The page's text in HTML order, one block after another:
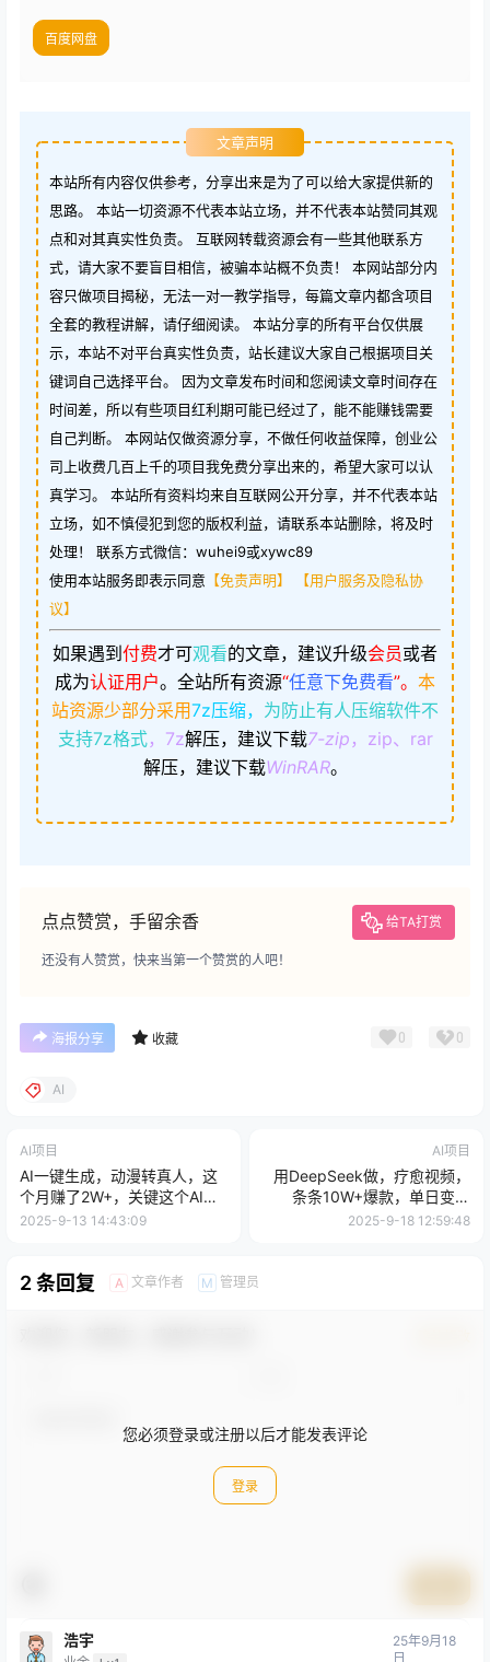
百度网盘
文章声明
本站所有内容仅供参考，分享出来是为了可以给大家提供新的
思路。 本站一切资源不代表本站立场，并不代表本站赞同其观
点和对其真实性负责。 互联网转载资源会有一些其他联系方
式，请大家不要盲目相信，被骗本站概不负责！ 本网站部分内
容只做项目揭秘，无法一对一教学指导，每篇文章内都含项目
全套的教程讲解，请仔细阅读。 本站分享的所有平台仅供展
示，本站不对平台真实性负责，站长建议大家自己根据项目关
键词自己选择平台。 因为文章发布时间和您阅读文章时间存在
时间差，所以有些项目红利期可能已经过了，能不能赚钱需要
自己判断。 本网站仅做资源分享，不做任何收益保障，创业公
司上收费几百上千的项目我免费分享出来的，希望大家可以认
真学习。 本站所有资料均来自互联网公开分享，并不代表本站
立场，如不慎侵犯到您的版权利益，请联系本站删除，将及时
处理！ 联系方式微信：wuhei9或xywc89
使用本站服务即表示同意 【免责声明】
【用户服务及隐私协
议】
如果遇到付费才可观看的文章，建议升级会员或者
成为认证用户。 全站所有资源“任意下免费看”。 本
站资源少部分采用7z压缩， 为防止有人压缩软件不
支持7z格式，7z解压，建议下载7-zip ，zip、rar
解压，建议下载WinRAR。
点点赞赏，手留余香 给TA打赏
还没有人赞赏，快来当第一个赞赏的人吧！
海报分享 收藏 0 0
AI
AI项目
AI一键生成，动漫转真人，这
个月赚了2W+，关键这个AI还
完全免费
2025-9-13 14:43:09
AI项目
用DeepSeek做，疗愈视频，
条条10W+爆款，单日变现
1000+
2025-9-18 12:59:48
2 条回复 A 文章作者 M 管理员
您必须登录或注册以后才能发表评论
登录
浩宇
25年9月18
日